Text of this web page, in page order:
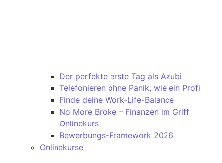
Der perfekte erste Tag als Azubi
Telefonieren ohne Panik, wie ein Profi
Finde deine Work-Life-Balance
No More Broke – Finanzen im Griff
Onlinekurs
Bewerbungs-Framework 2026
Onlinekurse